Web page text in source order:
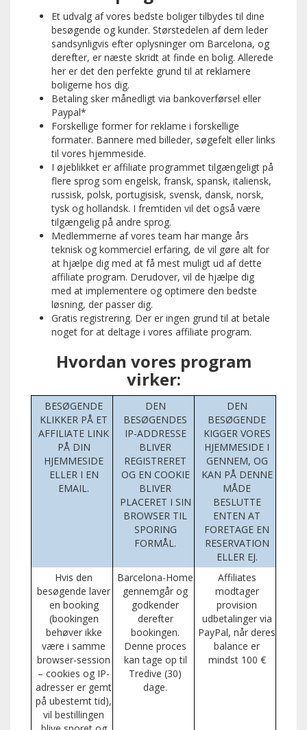
Et udvalg af vores bedste boliger tilbydes til dine
besøgende og kunder. Størstedelen af dem leder
sandsynligvis efter oplysninger om Barcelona, og
derefter, er næste skridt at finde en bolig. Allerede
her er det den perfekte grund til at reklamere
boligerne hos dig.
Betaling sker månedligt via bankoverførsel eller
Paypal*
Forskellige former for reklame i forskellige
formater. Bannere med billeder, søgefelt eller links
til vores hjemmeside.
I øjeblikket er affiliate programmet tilgængeligt på
flere sprog som engelsk, fransk, spansk, italiensk,
russisk, polsk, portugisisk, svensk, dansk, norsk,
tysk og hollandsk. I fremtiden vil det også være
tilgængelig på andre sprog.
Medlemmerne af vores team har mange års
teknisk og kommerciel erfaring, de vil gøre alt for
at hjælpe dig med at få mest muligt ud af dette
affiliate program. Derudover, vil de hjælpe dig
med at implementere og optimere den bedste
løsning, der passer dig.
Gratis registrering. Der er ingen grund til at betale
noget for at deltage i vores affiliate program.
Hvordan vores program
virker:
BESØGENDE
KLIKKER PÅ ET
AFFILIATE LINK
PÅ DIN
HJEMMESIDE
ELLER I EN
EMAIL.
DEN
BESØGENDES
IP-ADDRESSE
BLIVER
REGISTRERET
OG EN COOKIE
BLIVER
PLACERET I SIN
BROWSER TIL
SPORING
FORMÅL.
DEN
BESØGENDE
KIGGER VORES
HJEMMESIDE I
GENNEM, OG
KAN PÅ DENNE
MÅDE
BESLUTTE
ENTEN AT
FORETAGE EN
RESERVATION
ELLER EJ.
Hvis den
besøgende laver
en booking
(bookingen
behøver ikke
være i samme
browser-session
– cookies og IP-
adresser er gemt
på ubestemt tid),
vil bestillingen
Barcelona-Home
gennemgår og
godkender
derefter
bookingen.
Denne proces
kan tage op til
Tredive (30)
dage.
Affiliates
modtager
provision
udbetalinger via
PayPal, når deres
balance er
mindst 100 €